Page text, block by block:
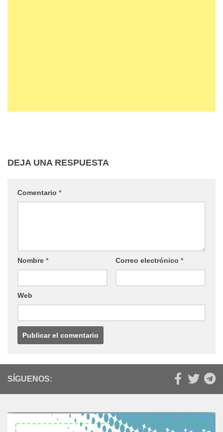
DEJA UNA RESPUESTA
Comentario *
Nombre * Correo electrónico *
Web
SÍGUENOS: